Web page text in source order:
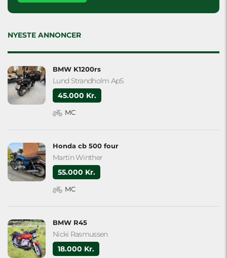
empty.
NYESTE ANNONCER
BMW K1200rs
Lund Strandholm ApS
45.000 Kr.
MC
Honda cb 500 four
Martin Winther
55.000 Kr.
MC
BMW R45
Nicki Rasmussen
18.000 Kr.